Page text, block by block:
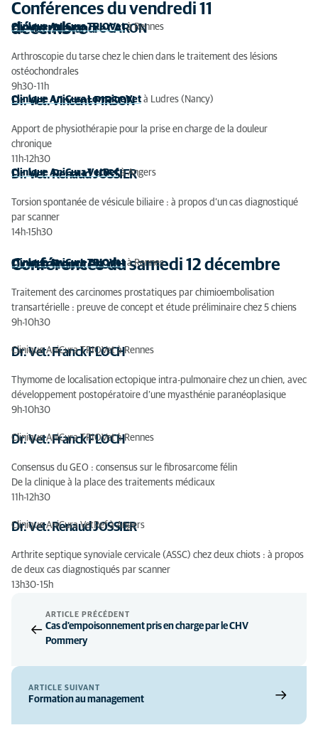
Conférences du vendredi 11
décembre
Dr. Vet. Alexandre CARON
Clinique AniCura TRIOVetà Rennes
Arthroscopie du tarse chez le chien dans le traitement des lésions
ostéochondrales
9h30-11h
Dr. Vet. Vincent PIRSON
Clinique AniCura LorraineVet à Ludres (Nancy)
Apport de physiothérapie pour la prise en charge de la douleur
chronique
11h-12h30
Dr. Vet. Renaud JOSSIER
Clinique AniCura VetRefà Angers
Torsion spontanée de vésicule biliaire : à propos d’un cas diagnostiqué
par scanner
14h-15h30
Conférences du samedi 12 décembre
Dr. Vet. Franck FLOCH
Clinique AniCura TRIOVetà Rennes
Traitement des carcinomes prostatiques par chimioembolisation
transartérielle : preuve de concept et étude préliminaire chez 5 chiens
9h-10h30
Dr. Vet. Franck FLOCH
Clinique AniCura TRIOVet à Rennes
Thymome de localisation ectopique intra-pulmonaire chez un chien, avec
développement postopératoire d’une myasthénie paranéoplasique
9h-10h30
Dr. Vet. Franck FLOCH
Clinique AniCura TRIOVet à Rennes
Consensus du GEO : consensus sur le fibrosarcome félin
De la clinique à la place des traitements médicaux
11h-12h30
Dr. Vet. Renaud JOSSIER
Clinique AniCura VetRef à Angers
Arthrite septique synoviale cervicale (ASSC) chez deux chiots : à propos
de deux cas diagnostiqués par scanner
13h30-15h
ARTICLE PRÉCÉDENT
Cas d'empoisonnement pris en charge par le CHV
Pommery
ARTICLE SUIVANT
Formation au management